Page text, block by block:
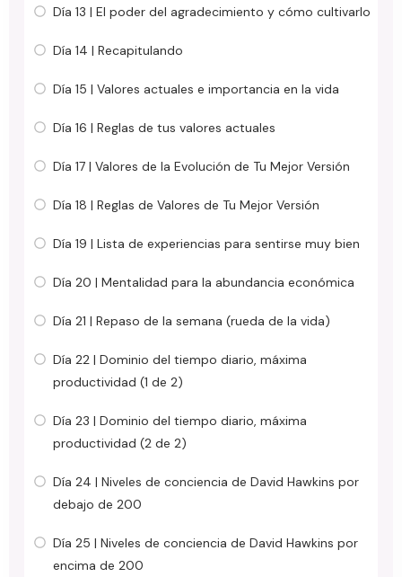
Día 13 | El poder del agradecimiento y cómo cultivarlo
Día 14 | Recapitulando
Día 15 | Valores actuales e importancia en la vida
Día 16 | Reglas de tus valores actuales
Día 17 | Valores de la Evolución de Tu Mejor Versión
Día 18 | Reglas de Valores de Tu Mejor Versión
Día 19 | Lista de experiencias para sentirse muy bien
Día 20 | Mentalidad para la abundancia económica
Día 21 | Repaso de la semana (rueda de la vida)
Día 22 | Dominio del tiempo diario, máxima
productividad (1 de 2)
Día 23 | Dominio del tiempo diario, máxima
productividad (2 de 2)
Día 24 | Niveles de conciencia de David Hawkins por
debajo de 200
Día 25 | Niveles de conciencia de David Hawkins por
encima de 200